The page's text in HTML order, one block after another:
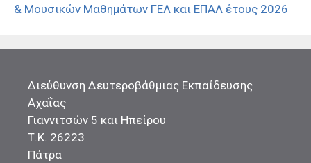
& Μουσικών Μαθημάτων ΓΕΛ και ΕΠΑΛ έτους 2026
Διεύθυνση Δευτεροβάθμιας Εκπαίδευσης
Αχαΐας
Γιαννιτσών 5 και Ηπείρου
Τ.Κ. 26223
Πάτρα